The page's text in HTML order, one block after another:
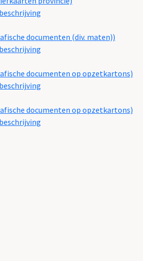
documenten (div. maten))
documenten op opzetkartons)
documenten op opzetkartons)